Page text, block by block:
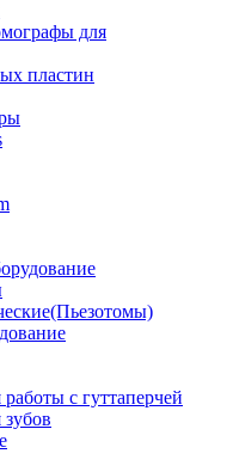
для
пластин
с гуттаперчей